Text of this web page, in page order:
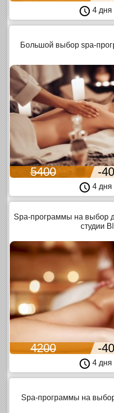
4 дня
Большой выбор spa-
5400 -40
4 дня
Spa-программы на выбор
студии
4200 -40
4 дня
Spa-программы на